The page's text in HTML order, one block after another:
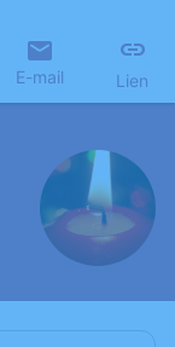
E-mail Lien